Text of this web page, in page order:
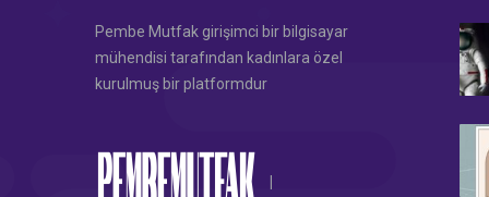
Pembe Mutfak girişimci bir bilgisayar
mühendisi tarafından kadınlara özel
kurulmuş bir platformdur
|